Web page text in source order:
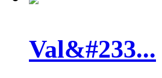
Val&#233...